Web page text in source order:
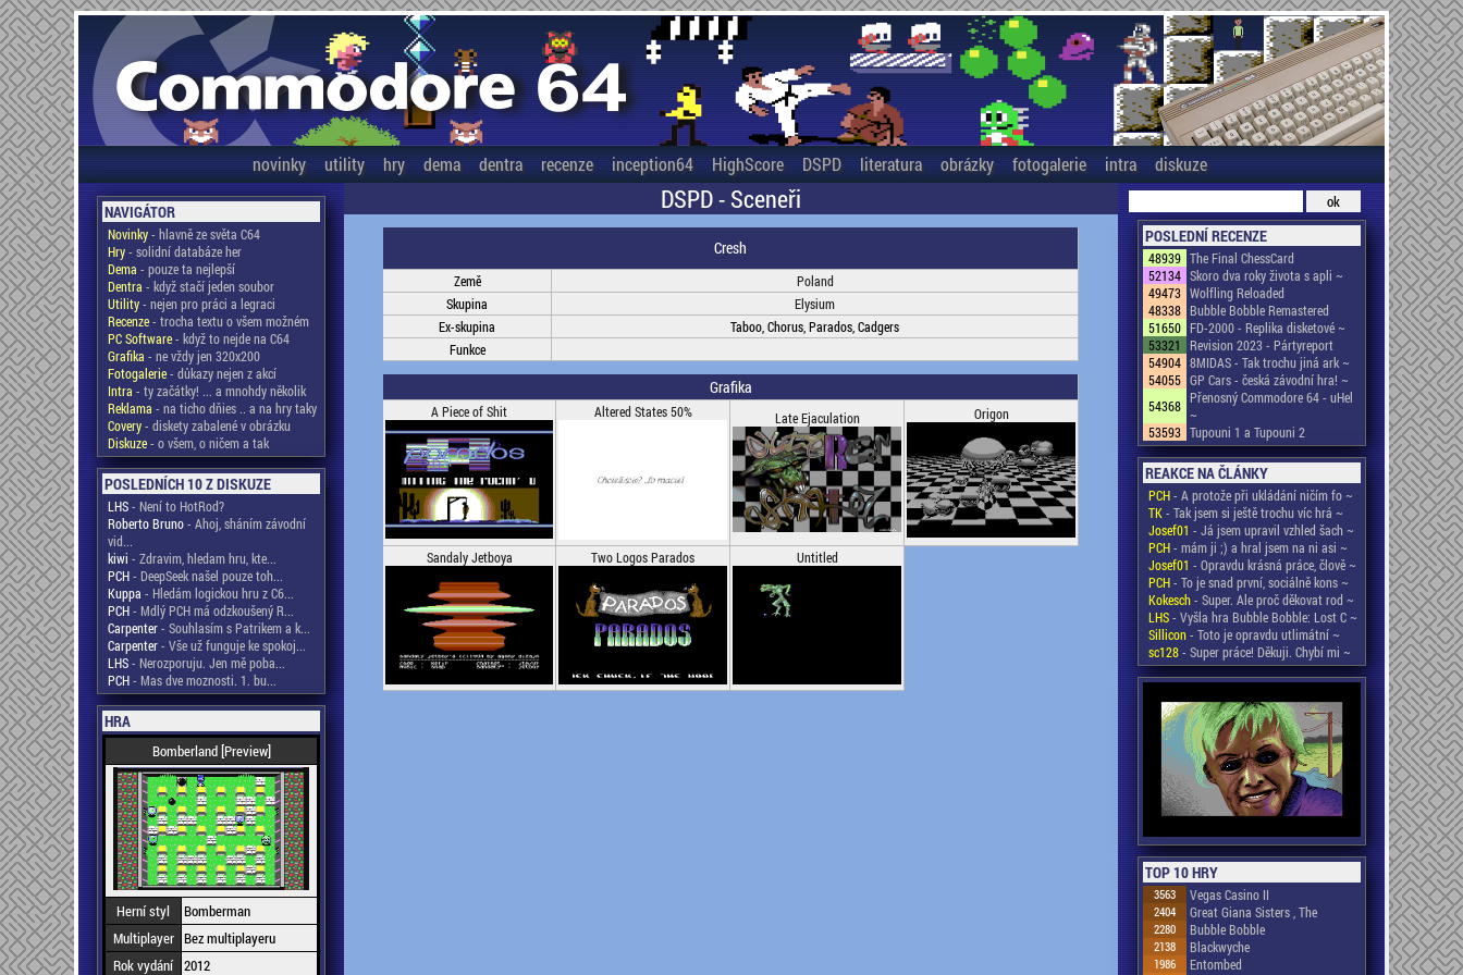
novinky utility hry dema dentra recenze inception64 HighScore DSPD literatura obrázky fotogalerie intra diskuze
NAVIGÁTOR
Novinky- hlavně ze světa C64
Hry- solidní databáze her
Dema - pouze ta nejlepší
Dentra - když stačí jeden soubor
Utility- nejen pro práci a legraci
Recenze- trocha textu o všem možném
PC Software- když to nejde na C64
Grafika - ne vždy jen 320x200
Fotogalerie- důkazy nejen z akcí
Intra - ty začátky! ... a mnohdy několik
Reklama - na ticho dňies .. a na hry taky
Covery- diskety zabalené v obrázku
Diskuze- o všem, o ničem a tak
POSLEDNÍCH 10 Z DISKUZE
LHS- Není to HotRod?
Roberto Bruno- Ahoj, sháním závodní
vid...
kiwi - Zdravim, hledam hru, kte...
PCH- DeepSeek našel pouze toh...
Kuppa - Hledám logickou hru z C6...
PCH- Mdlý PCH má odzkoušený R...
Carpenter- Souhlasím s Patrikem a k...
Carpenter- Vše už funguje ke spokoj...
LHS- Nerozporuju. Jen mě poba...
PCH- Mas dve moznosti. 1. bu...
HRA
Bomberland [Preview]
Herní styl
Bomberman
Multiplayer Bez multiplayeru
Rok vydání 2012
DSPD - Sceneři
Cresh
Země
Poland
Skupina
Elysium
Ex-skupina
Taboo, Chorus, Parados, Cadgers
Funkce
Grafika
A Piece of Shit Altered States 50% Late Ejaculation Origon
Sandaly Jetboya Two Logos Parados Untitled
POSLEDNÍ RECENZE
48939 The Final ChessCard
52134 Skoro dva roky života s apli ~
49473 Wolfling Reloaded
48338 Bubble Bobble Remastered
51650 FD-2000 - Replika disketové ~
53321
Revision 2023 - Pártyreport
54904 8MIDAS - Tak trochu jiná ark ~
54055 GP Cars - česká závodní hra! ~
54368 Přenosný Commodore 64 - uHel
~
53593 Tupouni 1 a Tupouni 2
REAKCE NA ČLÁNKY
PCH- A protože při ukládání ničím fo ~
TK- Tak jsem si ještě trochu víc hrá ~
Josef01 - Já jsem upravil vzhled šach ~
PCH- mám ji ;) a hral jsem na ni asi ~
Josef01 - Opravdu krásná práce, člově ~
PCH- To je snad první, sociálně kons ~
Kokesch- Super. Ale proč děkovat rod ~
LHS- Vyšla hra Bubble Bobble: Lost C ~
Sillicon- Toto je opravdu utlimátní ~
sc128- Super práce! Děkuji. Chybí mi ~
TOP 10 HRY
3563 Vegas Casino II
2404 Great Giana Sisters , The
2280 Bubble Bobble
2138 Blackwyche
1986 Entombed